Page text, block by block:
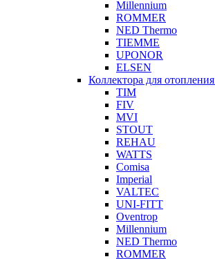
Millennium
ROMMER
NED Thermo
TIEMME
UPONOR
ELSEN
Коллектора для отопления
TIM
FIV
MVI
STOUT
REHAU
WATTS
Comisa
Imperial
VALTEC
UNI-FITT
Oventrop
Millennium
NED Thermo
ROMMER